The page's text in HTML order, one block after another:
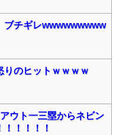
ブチギレwwwwwwwww
りのヒットｗｗｗｗ
ウト一三塁からネビン
！！！！